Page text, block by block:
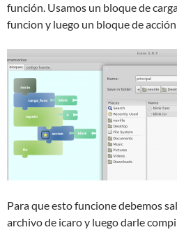
función. Usamos un bloque de
funcion y luego un bloque de
Para que esto funcione debemos
archivo de icaro y luego darle